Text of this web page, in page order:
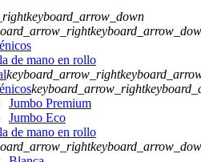
keyboard_arrow_down
de mano en rollo
keyboard_arrow_right
keyboard_arrow_right
Jumbo Premium
Jumbo Eco
de mano en rollo